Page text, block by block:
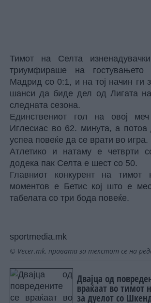
Тимот на Селта
триумфираше на гостувањето
Мадрид со 0:1, и на тој начин ги
шанси да биде дел од Лигата
следната сезона.
Единствениот гол на овој
Иглесиас во 62. минута, а потоа
успеа повеќе да се врати во игра.
Атлетико и натаму е четврти
додека пак Селта е шест со 50.
Главниот конкурент на
моментов е Бетис кој што е
табелата со три бода повеќе.
sportmedia.mk
© Vecer.mk, правата за текстот се на
Двајца од
враќаат во тимот
за дуелот со